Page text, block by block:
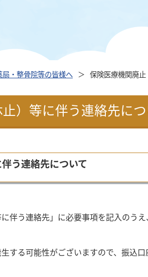
局・整骨院等の皆様へ 保険医療機関廃
）等に伴う連絡先につ
う連絡先について
伴う連絡先」に必要事項を記入のう
する可能性がございますので、振込口